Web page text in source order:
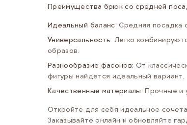
Преимущества брюк со средней
Идеальный баланс: Средняя посадка
Универсальность: Легко
образов.
Разнообразие фасонов: От
фигуры найдется идеальный вариант.
Качественные материалы: Прочные и
Откройте для себя идеальное
Заказывайте онлайн и обновляйте